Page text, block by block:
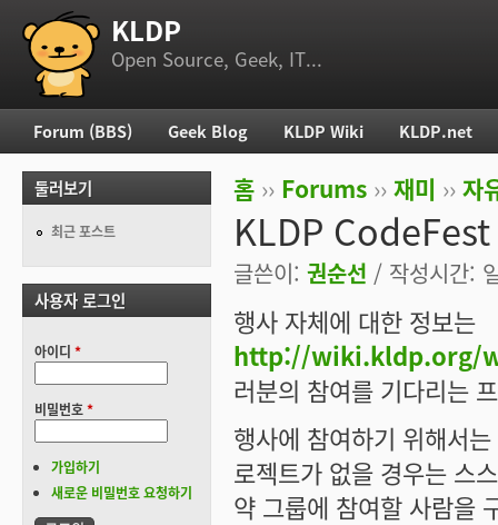
부 메뉴 KLDP
Open Source, Geek, IT...
현재 위치
홈 ›› Forums ›› 재미 ›› 자
KLDP
글쓴이: 권순선 / 작성시간:
행사 자체에 대한 정보는
http://wiki.kldp.org/
러분의 참여를 기다리는
행사에 참여하기 위해서
로젝트가 없을 경우는 스
약 그룹에 참여할 사람을
주 메뉴
Forum (BBS) Geek Blog KLDP Wiki KLDP.net
둘러보기
최근 포스트
사용자 로그인
아이디 *
비밀번호*
가입하기
새로운 비밀번호 요청하기